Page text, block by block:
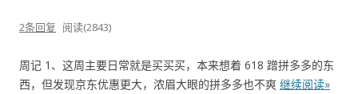
2条回复 阅读(2843)
周记 1、这周主要日常就是买买买，本来想着 618 蹭拼多多的东
西，但发现京东优惠更大，浓眉大眼的拼多多也不爽 继续阅读»